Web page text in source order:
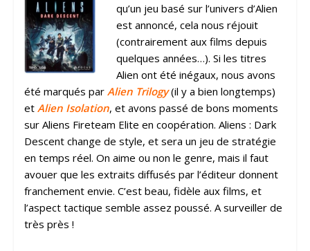
qu’un jeu basé sur l’univers d’Alien
est annoncé, cela nous réjouit
(contrairement aux films depuis
quelques années…). Si les titres
Alien ont été inégaux, nous avons
été marqués par Alien Trilogy(il y a bien longtemps)
et Alien Isolation, et avons passé de bons moments
sur Aliens Fireteam Elite en coopération. Aliens : Dark
Descent change de style, et sera un jeu de stratégie
en temps réel. On aime ou non le genre, mais il faut
avouer que les extraits diffusés par l’éditeur donnent
franchement envie. C’est beau, fidèle aux films, et
l’aspect tactique semble assez poussé. A surveiller de
très près !